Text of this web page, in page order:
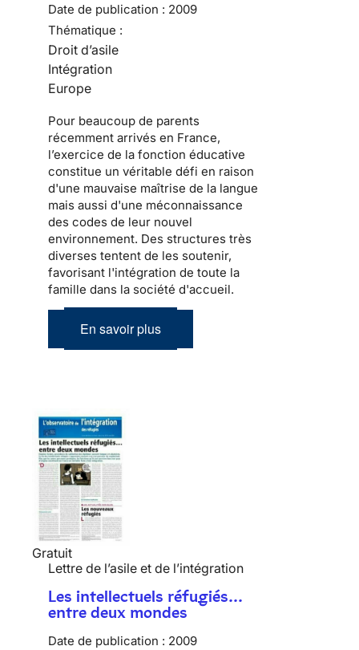
Date de publication : 2009
Thématique :
Droit d’asile
Intégration
Europe
Pour beaucoup de parents
récemment arrivés en France,
l’exercice de la fonction éducative
constitue un véritable défi en raison
d'une mauvaise maîtrise de la langue
mais aussi d'une méconnaissance
des codes de leur nouvel
environnement. Des structures très
diverses tentent de les soutenir,
favorisant l'intégration de toute la
famille dans la société d'accueil.
En savoir plus
Gratuit
Lettre de l’asile et de l’intégration
Les intellectuels réfugiés…
entre deux mondes
Date de publication : 2009